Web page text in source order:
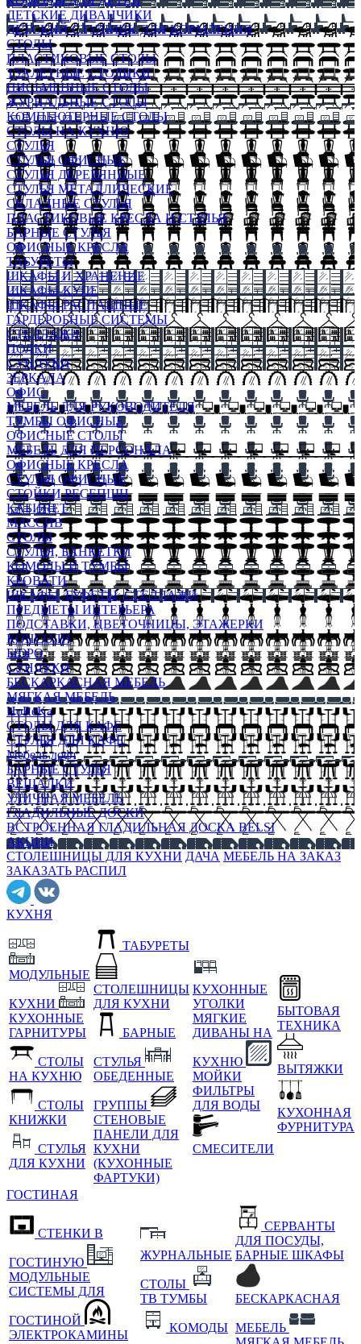
ДЕТСКИЕ ДИВАНЧИКИ
ДЕТСКИЙ СТУЛЬЧИК ДЛЯ КОРМЛЕНИЯ
СТОЛЫ
ПЛАСТИКОВЫЕ СТОЛЫ
ТУАЛЕТНЫЕ СТОЛИКИ
ПИСЬМЕННЫЕ СТОЛЫ
ЖУРНАЛЬНЫЕ СТОЛЫ
КОМПЬЮТЕРНЫЕ СТОЛЫ
СТОЛЫ НА КУХНЮ
СТУЛЬЯ
СТУЛЬЯ ОФИСНЫЕ
СТУЛЬЯ ДЕРЕВЯННЫЕ
СТУЛЬЯ МЕТАЛЛИЧЕСКИЕ
СКЛАДНЫЕ СТУЛЬЯ
ПЛАСТИКОВЫЕ КРЕСЛА И СТУЛЬЯ
БАРНЫЕ СТУЛЬЯ
ОФИСНЫЕ КРЕСЛА
ТАБУРЕТЫ
ШКАФЫ И ХРАНЕНИЕ
ШКАФЫ-КУПЕ
ШКАФЫ-РАСПАШНЫЕ
ГАРДЕРОБНЫЕ СИСТЕМЫ
СТЕЛЛАЖИ
ПОЛКИ
СУНДУКИ
ЗЕРКАЛА
ОФИС
МЕБЕЛЬ ДЛЯ РУКОВОДИТЕЛЯ
ТУМБЫ ОФИСНЫЕ
ОФИСНЫЕ СТОЛЫ
МЕБЕЛЬ ДЛЯ ПЕРСОНАЛА
ОФИСНЫЕ КРЕСЛА
СТУЛЬЯ ОФИСНЫЕ
СТОЙКИ РЕСЕПШН
КАБИНЕТ
МАССИВ
СТОЛЫ
СТУЛЬЯ, БАНКЕТКИ
КОМОДЫ И ТУМБЫ
КРОВАТИ
ШКАФЫ, БУФЕТЫ, СТЕЛЛАЖИ
ПРЕДМЕТЫ ИНТЕРЬЕРА
ПОДСТАВКИ, ЦВЕТОЧНИЦЫ, ЭТАЖЕРКИ
КОНСОЛИ
БЮРО
СУНДУКИ
БЕСКАРКАСНАЯ МЕБЕЛЬ
МЯГКАЯ МЕБЕЛЬ
HoReKa
СТОЛЫ ДЛЯ КАФЕ
СТУЛЬЯ ДЛЯ КАФЕ
Мебель лофт
БАРНЫЕ СТУЛЬЯ
ВЕШАЛКИ
УЛИЧНАЯ МЕБЕЛЬ
ГЛАДИЛЬНЫЕ ДОСКИ
ВСТРОЕННАЯ ГЛАДИЛЬНАЯ ДОСКА BELSI
АКЦИИ
СТОЛЕШНИЦЫ ДЛЯ КУХНИ ДАЧА МЕБЕЛЬ НА ЗАКАЗ
ЗАКАЗАТЬ РАСПИЛ
КУХНЯ
МОДУЛЬНЫЕ
КУХНИ
КУХОННЫЕ
ГАРНИТУРЫ
СТОЛЫ
НА КУХНЮ
СТОЛЫ
КНИЖКИ
СТУЛЬЯ
ДЛЯ КУХНИ
ТАБУРЕТЫ
СТОЛЕШНИЦЫ
ДЛЯ КУХНИ
БАРНЫЕ
СТУЛЬЯ
ОБЕДЕННЫЕ
ГРУППЫ
СТЕНОВЫЕ
ПАНЕЛИ ДЛЯ
КУХНИ
(КУХОННЫЕ
ФАРТУКИ)
КУХОННЫЕ
УГОЛКИ
МЯГКИЕ
ДИВАНЫ НА
КУХНЮ
МОЙКИ
ФИЛЬТРЫ
ДЛЯ ВОДЫ
СМЕСИТЕЛИ
БЫТОВАЯ
ТЕХНИКА
ВЫТЯЖКИ
КУХОННАЯ
ФУРНИТУРА
ГОСТИНАЯ
СТЕНКИ В
ГОСТИНУЮ
МОДУЛЬНЫЕ
СИСТЕМЫ ДЛЯ
ГОСТИНОЙ
ЭЛЕКТРОКАМИНЫ
ЖУРНАЛЬНЫЕ
СТОЛЫ
ТВ ТУМБЫ
КОМОДЫ
СЕРВАНТЫ
ДЛЯ ПОСУДЫ,
БАРНЫЕ ШКАФЫ
БЕСКАРКАСНАЯ
МЕБЕЛЬ